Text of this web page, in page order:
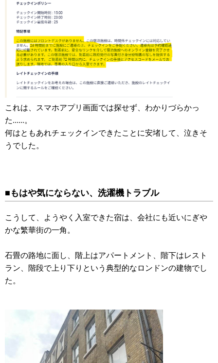
これは、スマホアプリ画面では探せず、わかりづらかっ
た......。
何はともあれチェックインできたことに安堵して、泣きそ
うでした。
■もはや気にならない、洗濯機トラブル
こうして、ようやく入室できた宿は、会社にも近いにぎや
かな繁華街の一角。
石畳の路地に面し、階上はアパートメント、階下はレスト
ラン、階段で上り下りという典型的なロンドンの建物でし
た。